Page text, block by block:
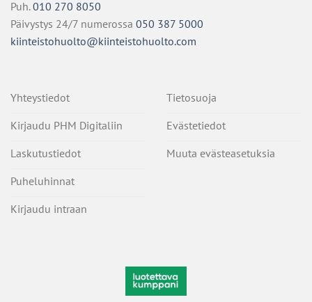
Puh.010 270 8050
Päivystys 24/7 numerossa 050 387 5000
kiinteistohuolto@kiinteistohuolto.com
Yhteystiedot
Kirjaudu PHM Digitaliin
Laskutustiedot
Puheluhinnat
Kirjaudu intraan
Tietosuoja
Evästetiedot
Muuta evästeasetuksia